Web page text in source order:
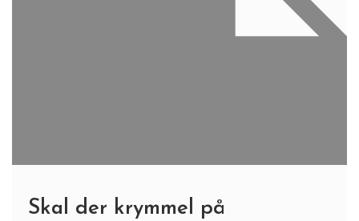
Skal der krymmel på